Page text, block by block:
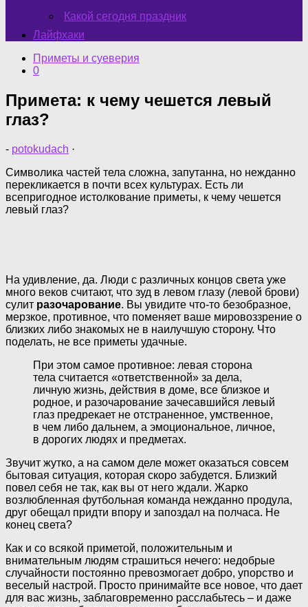
Какой сегодня праздник
Лайфхаки
Приметы и суеверия
0
Примета: к чему чешется левый
глаз?
- potokudach ·
Символика частей тела сложна, запутанна, но нежданно
перекликается в почти всех культурах. Есть ли
всепригодное истолкование приметы, к чему чешется
левый глаз?
На удивление, да. Люди с различных концов света уже
много веков считают, что зуд в левом глазу (левой брови)
сулит разочарование. Вы увидите что-то безобразное,
мерзкое, противное, что поменяет ваше мировоззрение о
близких либо знакомых не в наилучшую сторону. Что
поделать, не все приметы удачные.
При этом самое противное: левая сторона
тела считается «ответственной» за дела,
личную жизнь, действия в доме, все близкое и
родное, и разочарование зачесавшийся левый
глаз предрекает не отстраненное, умственное,
в чем либо дальнем, а эмоциональное, личное,
в дорогих людях и предметах.
Звучит жутко, а на самом деле может оказаться совсем
бытовая ситуация, которая скоро забудется. Близкий
повел себя не так, как вы от него ждали. Жарко
возлюбленная футбольная команда нежданно продула,
друг обещал придти впору и запоздал на полчаса. Не
конец света?
Как и со всякой приметой, положительным и
внимательным людям страшиться нечего: недобрые
случайности постоянно превозмогает добро, упорство и
веселый настрой. Просто принимайте все новое, что дает
для вас жизнь, заблаговременно расслабьтесь – и даже